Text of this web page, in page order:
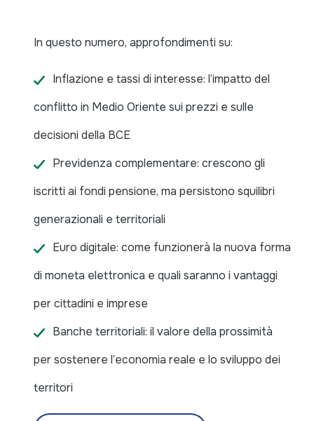
In questo numero, approfondimenti su:
Inflazione e tassi di interesse: l’impatto del
conflitto in Medio Oriente sui prezzi e sulle
decisioni della BCE
Previdenza complementare: crescono gli
iscritti ai fondi pensione, ma persistono squilibri
generazionali e territoriali
Euro digitale: come funzionerà la nuova forma
di moneta elettronica e quali saranno i vantaggi
per cittadini e imprese
Banche territoriali: il valore della prossimità
per sostenere l’economia reale e lo sviluppo dei
territori